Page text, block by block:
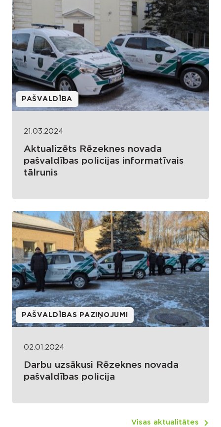
PAŠVALDĪBA
21.03.2024
Aktualizēts Rēzeknes novada
pašvaldības policijas informatīvais
tālrunis
PAŠVALDĪBAS PAZIŅOJUMI
02.01.2024
Darbu uzsākusi Rēzeknes novada
pašvaldības policija
Visas aktualitātes